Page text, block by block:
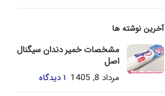
آخرین نوشته ها
مشخصات خمیر دندان سیگنال
اصل
مرداد 8, 1405
۱ دیدگاه